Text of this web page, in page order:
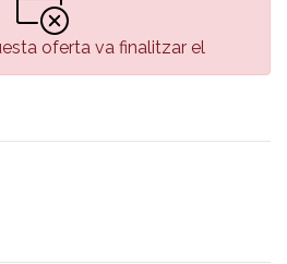
oferta va finalitzar el